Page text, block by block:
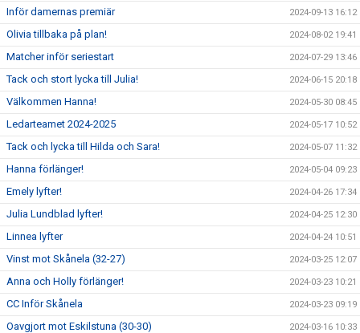
Inför damernas premiär 2024-09-13 16:12
Olivia tillbaka på plan! 2024-08-02 19:41
Matcher inför seriestart 2024-07-29 13:46
Tack och stort lycka till Julia! 2024-06-15 20:18
Välkommen Hanna! 2024-05-30 08:45
Ledarteamet 2024-2025 2024-05-17 10:52
Tack och lycka till Hilda och Sara! 2024-05-07 11:32
Hanna förlänger! 2024-05-04 09:23
Emely lyfter! 2024-04-26 17:34
Julia Lundblad lyfter! 2024-04-25 12:30
Linnea lyfter 2024-04-24 10:51
Vinst mot Skånela (32-27) 2024-03-25 12:07
Anna och Holly förlänger! 2024-03-23 10:21
CC Inför Skånela 2024-03-23 09:19
Oavgjort mot Eskilstuna (30-30) 2024-03-16 10:33